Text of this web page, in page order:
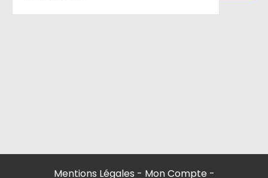
Mentions Légales
Mon Compte